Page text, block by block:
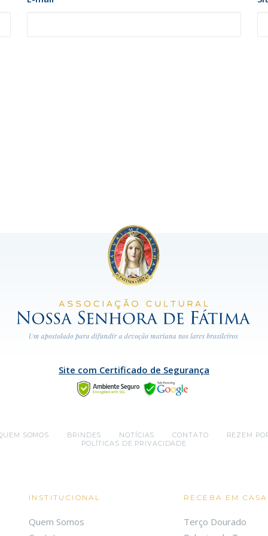
Site com Certificado de Segurança
SOMOS BRINDES NOTÍCIAS CONTATO
REZEM
POLÍTICAS DE PRIVACIDADE
INSTITUCIONAL
Quem Somos
RECEBA EM CASA
Terço Dourado